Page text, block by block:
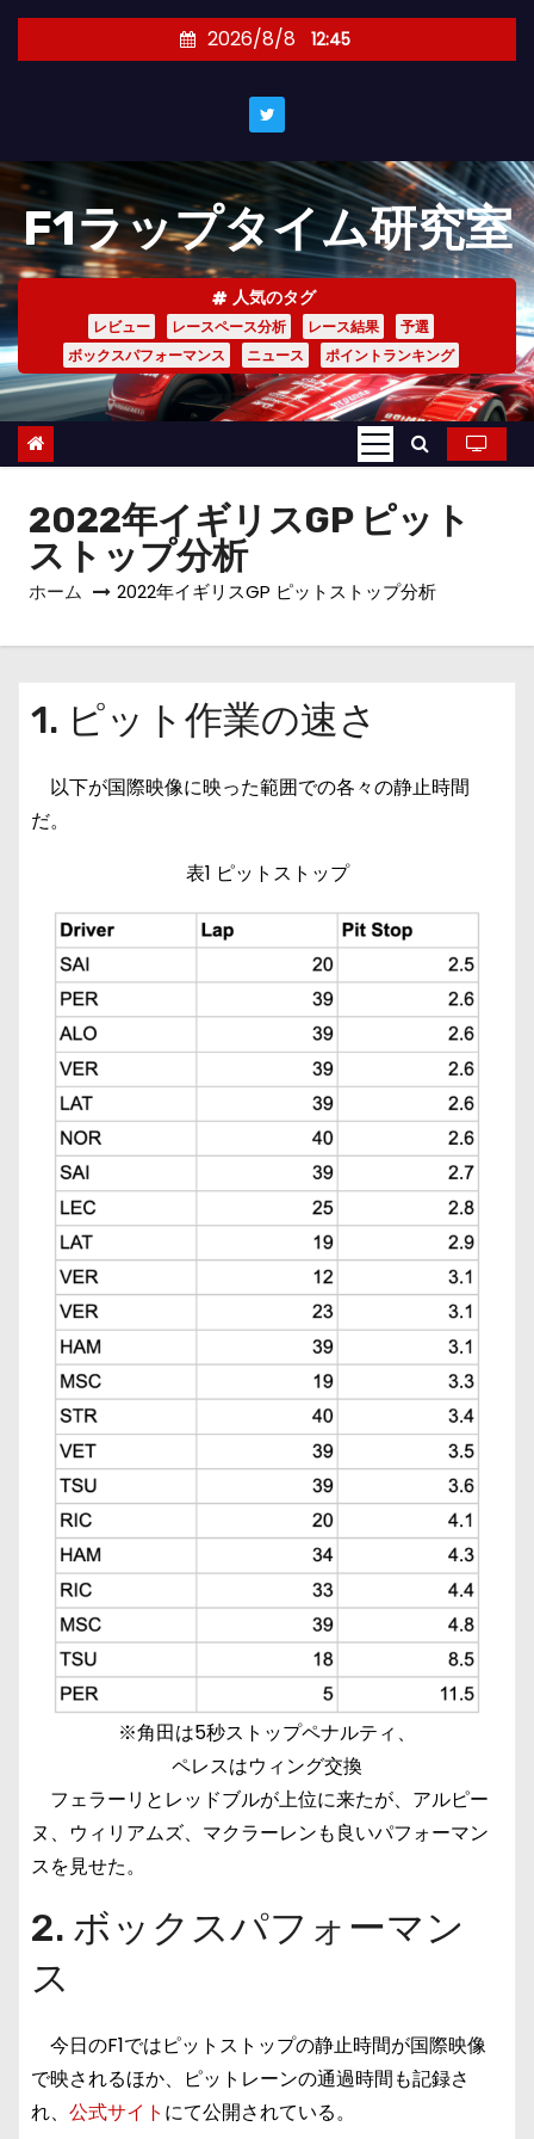
キ
ッ
プ
2026/8/8 12:45
F1ラップタイム研究室
人気のタグ
レビュー レースペース分析 レース結果
予選
ボックスパフォーマンス
ニュース ポイントランキング
2022年イギリスGP ピット
ストップ分析
ホーム 2022年イギリスGP ピットストップ分析
1. ピット作業の速さ
以下が国際映像に映った範囲での各々の静止時間
だ。
表1 ピットストップ
※角田は5秒ストップペナルティ、
ペレスはウィング交換
フェラーリとレッドブルが上位に来たが、アルピー
ヌ、ウィリアムズ、マクラーレンも良いパフォーマン
スを見せた。
2. ボックスパフォーマン
ス
今日のF1ではピットストップの静止時間が国際映像
で映されるほか、ピットレーンの通過時間も記録さ
れ、 公式サイト にて公開されている。